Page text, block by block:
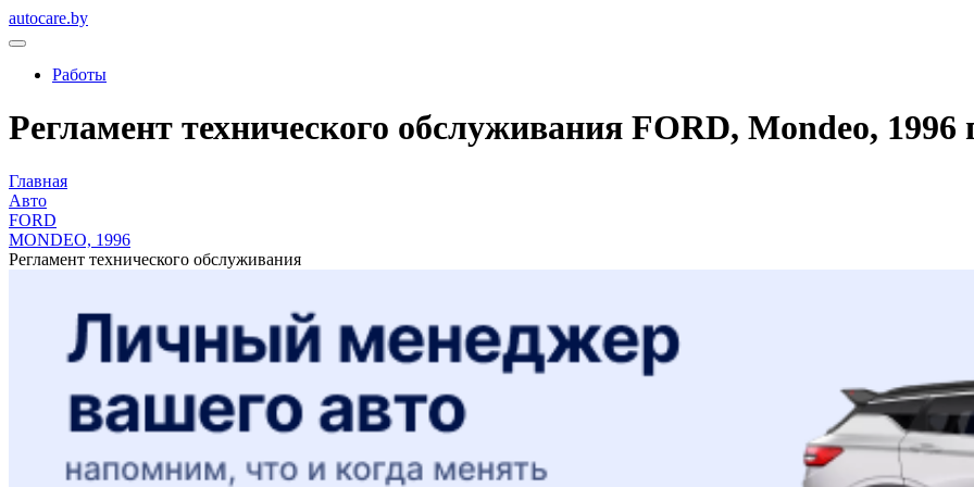
autocare.by
Работы
Регламент технического обслуживания FORD, Mondeo, 1996
Главная
Авто
FORD
MONDEO, 1996
Регламент технического обслуживания